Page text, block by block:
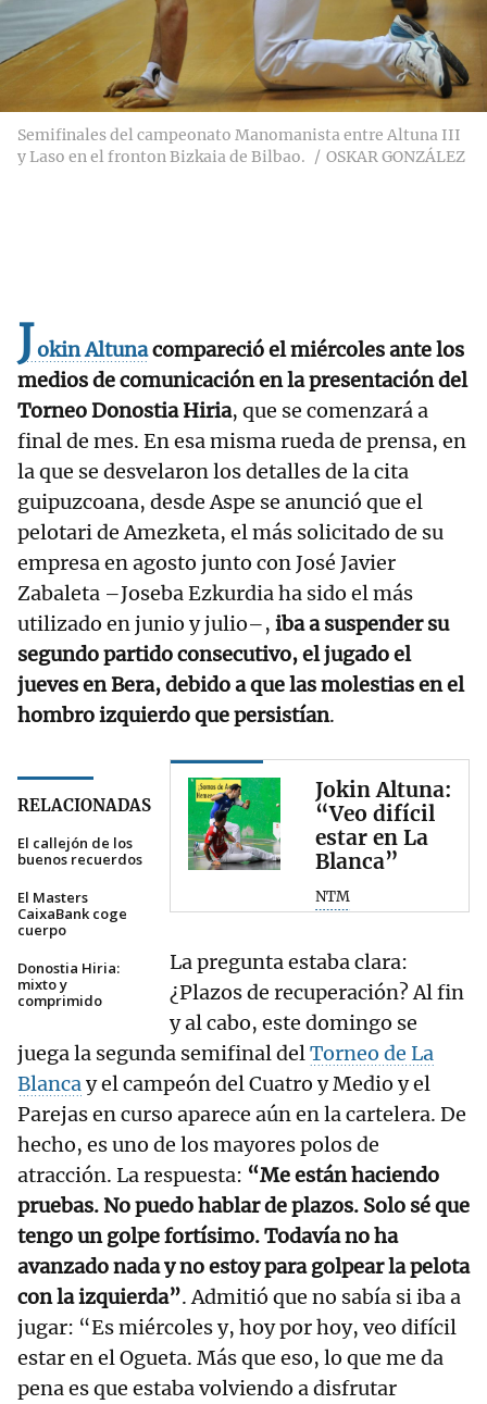
Semifinales del campeonato Manomanista entre Altuna III
y Laso en el fronton Bizkaia de Bilbao.
OSKAR GONZÁLEZ
Jokin Altunacompareció el miércoles ante los
medios de comunicación en la presentación del
Torneo Donostia Hiria, que se comenzará a
final de mes. En esa misma rueda de prensa, en
la que se desvelaron los detalles de la cita
guipuzcoana, desde Aspe se anunció que el
pelotari de Amezketa, el más solicitado de su
empresa en agosto junto con José Javier
Zabaleta –Joseba Ezkurdia ha sido el más
utilizado en junio y julio–, iba a suspender su
segundo partido consecutivo, el jugado el
jueves en Bera, debido a que las molestias en el
hombro izquierdo que persistían.
RELACIONADAS
El callejón de los
buenos recuerdos
El Masters
CaixaBank coge
cuerpo
Donostia Hiria:
mixto y
comprimido
Jokin Altuna:
“Veo difícil
estar en La
Blanca”
NTM
La pregunta estaba clara:
¿Plazos de recuperación? Al fin
y al cabo, este domingo se
juega la segunda semifinal delTorneo de La
Blancay el campeón del Cuatro y Medio y el
Parejas en curso aparece aún en la cartelera. De
hecho, es uno de los mayores polos de
atracción. La respuesta: “Me están haciendo
pruebas. No puedo hablar de plazos. Solo sé que
tengo un golpe fortísimo. Todavía no ha
avanzado nada y no estoy para golpear la pelota
con la izquierda”. Admitió que no sabía si iba a
jugar: “Es miércoles y, hoy por hoy, veo difícil
estar en el Ogueta. Más que eso, lo que me da
pena es que estaba volviendo a disfrutar